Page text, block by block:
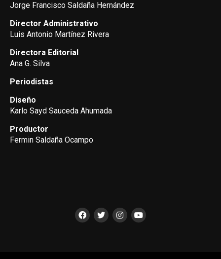
Jorge Francisco Saldaña Hernández
Director Administrativo
Luis Antonio Martínez Rivera
Directora Editorial
Ana G. Silva
Periodistas
Diseño
Karlo Sayd Sauceda Ahumada
Productor
Fermin Saldaña Ocampo